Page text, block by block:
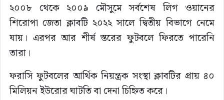
২০০৮ থেকে ২০০৯ মৌসুমে সর্বশেষ লিগ ওয়ানের
শিরোপা জেতা ক্লাবটি ২০২২ সালে দ্বিতীয় বিভাগে নেমে
যায়। এরপর আর শীর্ষ স্তরের ফুটবলে ফিরতে পারেনি
তারা।
ফরাসি ফুটবলের আর্থিক নিয়ন্ত্রক সংস্থা ক্লাবটির প্রায় ৪০
মিলিয়ন ইউরোর ঘাটতি বা দেনা চিহ্নিত করে।